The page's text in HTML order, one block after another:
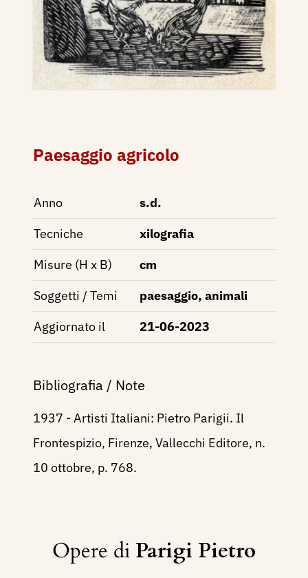
Paesaggio agricolo
Anno
s.d.
Tecniche
xilografia
Misure (H x B)
cm
Soggetti / Temi
paesaggio, animali
Aggiornato il
21-06-2023
Bibliografia / Note
1937 - Artisti Italiani: Pietro Parigii. Il
Frontespizio, Firenze, Vallecchi Editore, n.
10 ottobre, p. 768.
Opere diParigi Pietro